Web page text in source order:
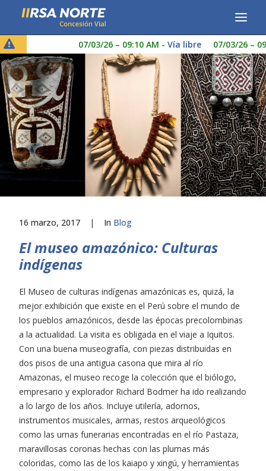
CONCESIONARIA
SERVICIOS
RESPONSABILIDAD SOCIAL
PUBLICACIONES
LINEA DE ÉTICA
07/03/26 – 09:10 AM -Vía libre 07/03/26 –
16 marzo, 2017 | In Blog
El museo amazónico: Culturas
indígenas
El Museo de culturas indígenas amazónicas es, quizá, la
mejor exhibición que existe en el Perú sobre el mundo de
los pueblos amazónicos, desde las épocas precolombinas
a la actualidad. La visita es obligada en el viaje a Iquitos.
Con una buena museografía, con piezas distribuidas en
dos pisos de una antigua casona que mira al río
Amazonas, el museo recoge la colección que el biólogo,
empresario y explorador Richard Bodmer ha ido realizando
a lo largo de los años. Incluye utilería, adornos,
instrumentos musicales, armas, restos arqueológicos
como las urnas funerarias encontradas en el río Pastaza,
maravillosas coronas hechas con las plumas más
coloridas, como las de los kaiapo y xingú, y herramientas